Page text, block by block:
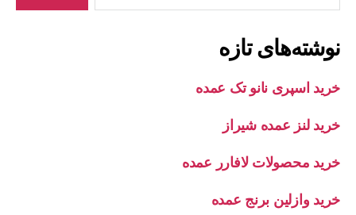
نوشته‌های تازه
خرید اسپری نانو تک عمده
خرید لنز عمده شیراز
خرید محصولات لافارر عمده
خرید وازلین برنج عمده